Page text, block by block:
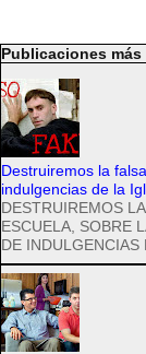
Publicaciones
Destruiremos la
indulgencias de la
DESTRUIREMOS
ESCUELA, SOBRE
DE INDULGENCIAS